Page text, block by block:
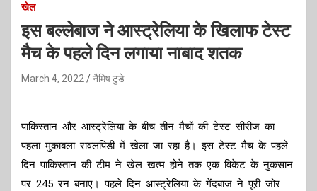
खेल
इस बल्लेबाज ने आस्ट्रेलिया के खिलाफ टेस्ट
मैच के पहले दिन लगाया नाबाद शतक
March 4, 2022 नैमिष टुडे
पाकिस्तान और आस्ट्रेलिया के बीच तीन मैचों की टेस्ट सीरीज का
पहला मुकाबला रावलपिंडी में खेला जा रहा है। इस टेस्ट मैच के पहले
दिन पाकिस्तान की टीम ने खेल खत्म होने तक एक विकेट के नुकसान
पर 245 रन बनाए। पहले दिन आस्ट्रेलिया के गेंदबाज ने पूरी जोर